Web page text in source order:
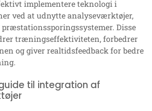
implementere teknologi i
ved at udnytte analyseværktøjer,
præstationssporingssystemer. Disse
træningseffektiviteten, forbedrer
og giver realtidsfeedback for bedre
til integration af